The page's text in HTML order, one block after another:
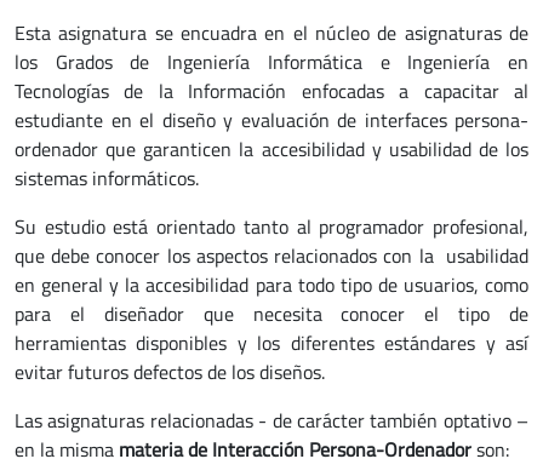
Esta asignatura se encuadra en el núcleo de asignaturas de
los Grados de Ingeniería Informática e Ingeniería en
Tecnologías de la Información enfocadas a capacitar al
estudiante en el diseño y evaluación de interfaces persona-
ordenador que garanticen la accesibilidad y usabilidad de los
sistemas informáticos.
Su estudio está orientado tanto al programador profesional,
que debe conocer los aspectos relacionados con la usabilidad
en general y la accesibilidad para todo tipo de usuarios, como
para el diseñador que necesita conocer el tipo de
herramientas disponibles y los diferentes estándares y así
evitar futuros defectos de los diseños.
Las asignaturas relacionadas - de carácter también optativo –
en la misma materia de Interacción Persona-Ordenadorson: